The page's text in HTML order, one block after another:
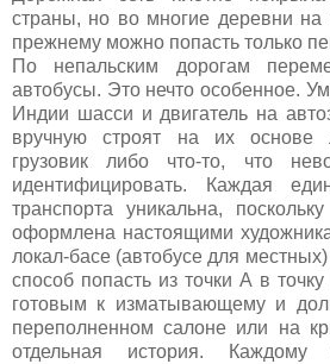
страны, но во многие деревни на
прежнему можно попасть только
По непальским дорогам
автобусы. Это нечто особенное.
Индии шасси и двигатель на
вручную строят на их основе
грузовик либо что-то, что
идентифицировать. Каждая
транспорта уникальна,
оформлена настоящими
локал-басе (автобусе для
способ попасть из точки А в
готовым к изматывающему и
переполненном салоне или на
отдельная история. Каждому